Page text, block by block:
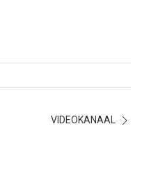
VIDEOKANAAL